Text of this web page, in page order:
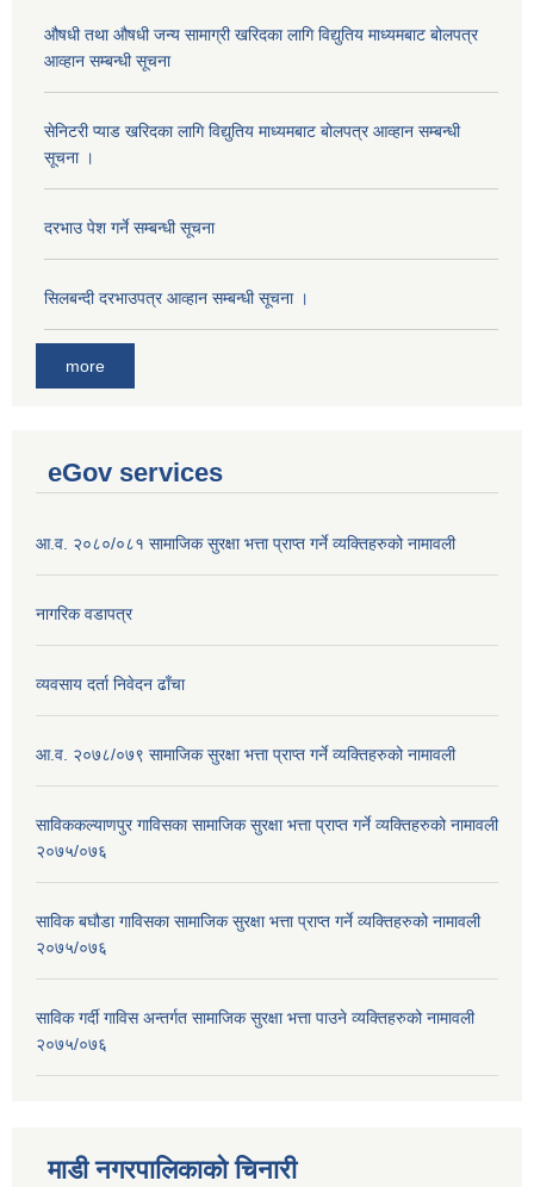
औषधी तथा औषधी जन्य सामाग्री खरिदका लागि विद्युतिय माध्यमबाट बोलपत्र
आव्हान सम्बन्धी सूचना
सेनिटरी प्याड खरिदका लागि विद्युतिय माध्यमबाट बोलपत्र आव्हान सम्बन्धी
सूचना ।
दरभाउ पेश गर्ने सम्बन्धी सूचना
सिलबन्दी दरभाउपत्र आव्हान सम्बन्धी सूचना ।
more
eGov services
आ.व. २०८०/०८१ सामाजिक सुरक्षा भत्ता प्राप्त गर्ने व्यक्तिहरुको नामावली
नागरिक वडापत्र
व्यवसाय दर्ता निवेदन ढाँचा
आ.व. २०७८/०७९ सामाजिक सुरक्षा भत्ता प्राप्त गर्ने व्यक्तिहरुको नामावली
साविककल्याणपुर गाविसका सामाजिक सुरक्षा भत्ता प्राप्त गर्ने व्यक्तिहरुको नामावली
२०७५/०७६
साविक बघौडा गाविसका सामाजिक सुरक्षा भत्ता प्राप्त गर्ने व्यक्तिहरुको नामावली
२०७५/०७६
साविक गर्दी गाविस अन्तर्गत सामाजिक सुरक्षा भत्ता पाउने व्यक्तिहरुको नामावली
२०७५/०७६
माडी नगरपालिकाको चिनारी